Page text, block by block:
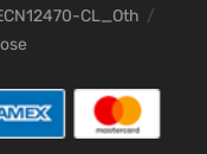
CL_Oth